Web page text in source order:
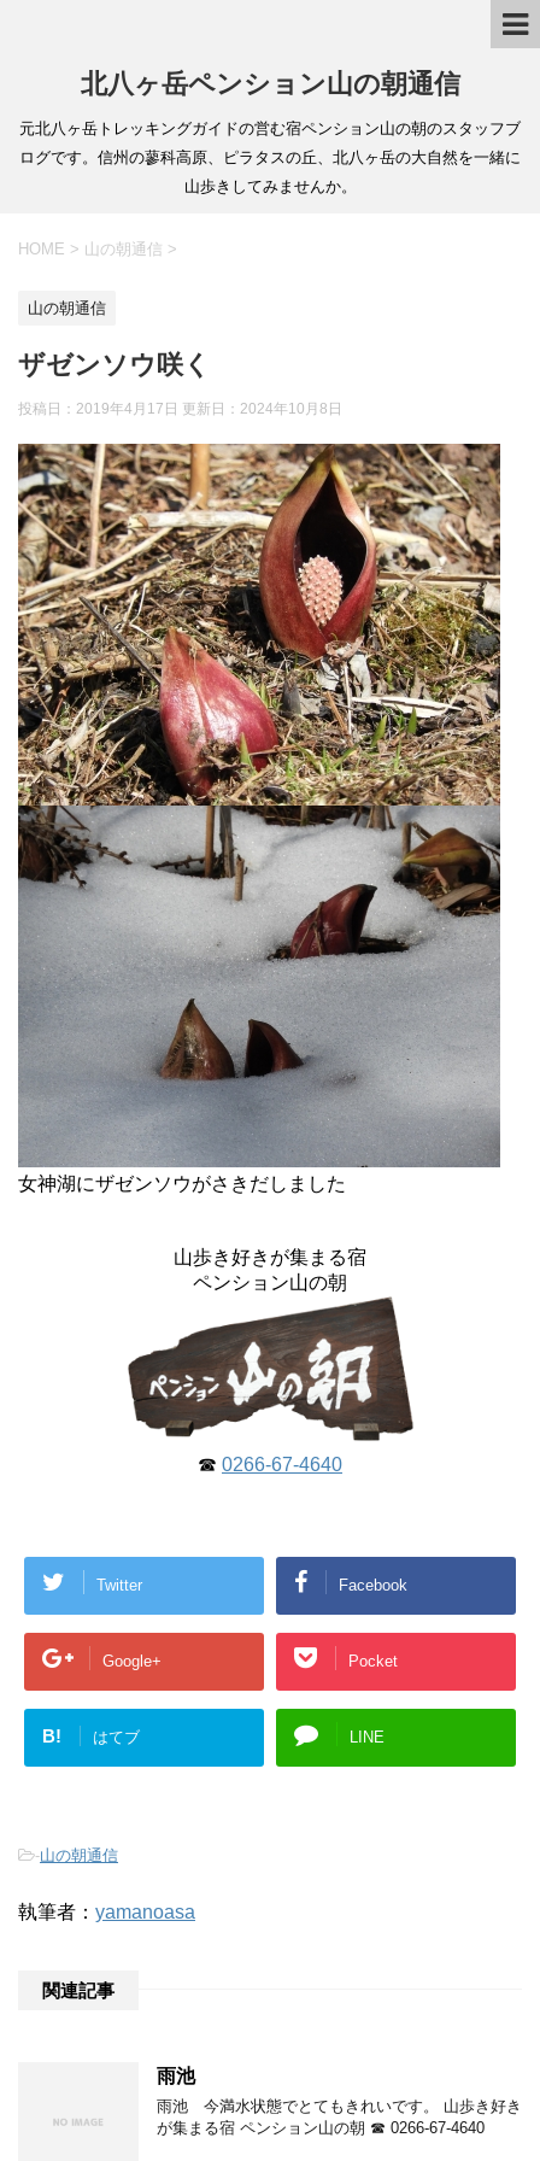
北八ヶ岳ペンション山の朝通信
元北八ヶ岳トレッキングガイドの営む宿ペンション山の朝のスタッフブ
ログです。信州の蓼科高原、ピラタスの丘、北八ヶ岳の大自然を一緒に
山歩きしてみませんか。
HOME > 山の朝通信 >
山の朝通信
ザゼンソウ咲く
投稿日：2019年4月17日 更新日： 2024年10月8日
女神湖にザゼンソウがさきだしました
山歩き好きが集まる宿
ペンション山の朝
☎ 0266-67-4640
Twitter Facebook
Google+ Pocket
B! はてブ LINE
-山の朝通信
執筆者： yamanoasa
関連記事
雨池
雨池 今満水状態でとてもきれいです。 山歩き好き
が集まる宿 ペンション山の朝 ☎ 0266-67-4640